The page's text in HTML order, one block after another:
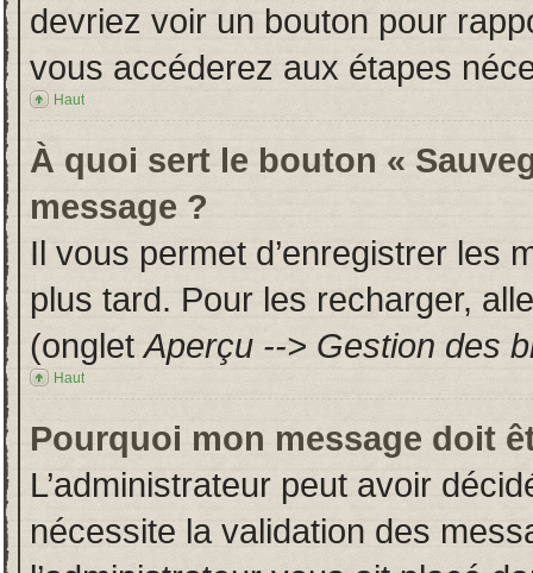
devriez voir un bouton pour
vous accéderez aux étapes
Haut
À quoi sert le bouton «
message ?
Il vous permet d’enregistrer les
plus tard. Pour les recharger,
(ongletAperçu --> Gestion des
Haut
Pourquoi mon message doit
L’administrateur peut avoir
nécessite la validation des